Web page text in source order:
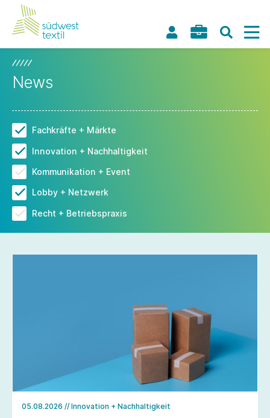
News
Fachkräfte + Märkte
Innovation + Nachhaltigkeit
Kommunikation + Event
Lobby + Netzwerk
Recht + Betriebspraxis
05.08.2026 // Innovation + Nachhaltigkeit